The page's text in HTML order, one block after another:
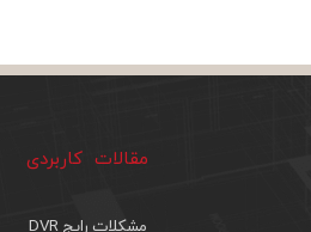
مقالات کاربردی
مشکلات رایج DVR